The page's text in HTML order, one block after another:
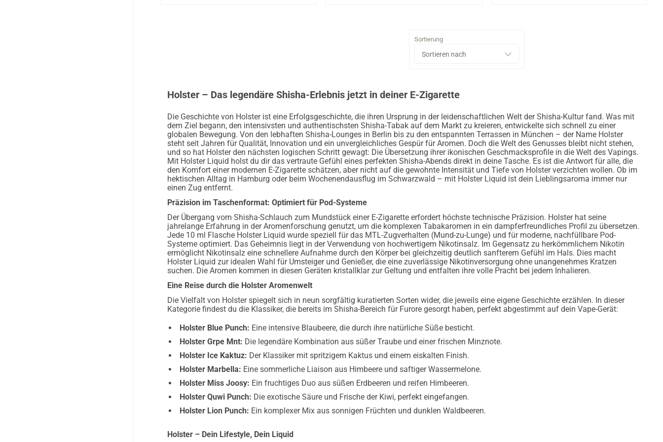
Sortierung
Holster – Das legendäre Shisha-Erlebnis jetzt in deiner E-Zigarette
Die Geschichte von Holster ist eine Erfolgsgeschichte, die ihren Ursprung in der leidenschaftlichen Welt der Shisha-Kultur fand. Was mit
dem Ziel begann, den intensivsten und authentischsten Shisha-Tabak auf dem Markt zu kreieren, entwickelte sich schnell zu einer
globalen Bewegung. Von den lebhaften Shisha-Lounges in Berlin bis zu den entspannten Terrassen in München – der Name Holster
steht seit Jahren für Qualität, Innovation und ein unvergleichliches Gespür für Aromen. Doch die Welt des Genusses bleibt nicht stehen,
und so hat Holster den nächsten logischen Schritt gewagt: Die Übersetzung ihrer ikonischen Geschmacksprofile in die Welt des Vapings.
Mit Holster Liquid holst du dir das vertraute Gefühl eines perfekten Shisha-Abends direkt in deine Tasche. Es ist die Antwort für alle, die
den Komfort einer modernen E-Zigarette schätzen, aber nicht auf die gewohnte Intensität und Tiefe von Holster verzichten wollen. Ob im
hektischen Alltag in Hamburg oder beim Wochenendausflug im Schwarzwald – mit Holster Liquid ist dein Lieblingsaroma immer nur
einen Zug entfernt.
Präzision im Taschenformat: Optimiert für Pod-Systeme
Der Übergang vom Shisha-Schlauch zum Mundstück einer E-Zigarette erfordert höchste technische Präzision. Holster hat seine
jahrelange Erfahrung in der Aromenforschung genutzt, um die komplexen Tabakaromen in ein dampferfreundliches Profil zu übersetzen.
Jede 10 ml Flasche Holster Liquid wurde speziell für das MTL-Zugverhalten (Mund-zu-Lunge) und für moderne, nachfüllbare Pod-
Systeme optimiert. Das Geheimnis liegt in der Verwendung von hochwertigem Nikotinsalz. Im Gegensatz zu herkömmlichem Nikotin
ermöglicht Nikotinsalz eine schnellere Aufnahme durch den Körper bei gleichzeitig deutlich sanfterem Gefühl im Hals. Dies macht
Holster Liquid zur idealen Wahl für Umsteiger und Genießer, die eine zuverlässige Nikotinversorgung ohne unangenehmes Kratzen
suchen. Die Aromen kommen in diesen Geräten kristallklar zur Geltung und entfalten ihre volle Pracht bei jedem Inhalieren.
Eine Reise durch die Holster Aromenwelt
Die Vielfalt von Holster spiegelt sich in neun sorgfältig kuratierten Sorten wider, die jeweils eine eigene Geschichte erzählen. In dieser
Kategorie findest du die Klassiker, die bereits im Shisha-Bereich für Furore gesorgt haben, perfekt abgestimmt auf dein Vape-Gerät:
Holster Blue Punch: Eine intensive Blaubeere, die durch ihre natürliche Süße besticht.
Holster Grpe Mnt: Die legendäre Kombination aus süßer Traube und einer frischen Minznote.
Holster Ice Kaktuz: Der Klassiker mit spritzigem Kaktus und einem eiskalten Finish.
Holster Marbella: Eine sommerliche Liaison aus Himbeere und saftiger Wassermelone.
Holster Miss Joosy: Ein fruchtiges Duo aus süßen Erdbeeren und reifen Himbeeren.
Holster Quwi Punch: Die exotische Säure und Frische der Kiwi, perfekt eingefangen.
Holster Lion Punch: Ein komplexer Mix aus sonnigen Früchten und dunklen Waldbeeren.
Holster – Dein Lifestyle, Dein Liquid